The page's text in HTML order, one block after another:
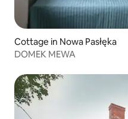
Cottage in Nowa Pasłęka
DOMEK MEWA